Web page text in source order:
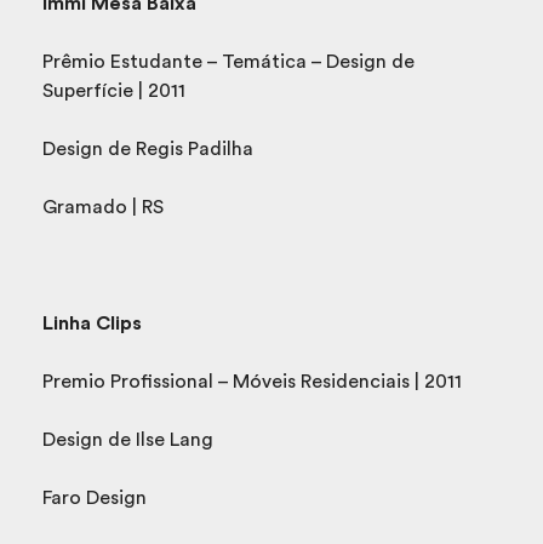
Prêmio Estudante – Temática – Design de
Superfície | 2011
Design de Regis Padilha
Gramado | RS
Linha Clips
Premio Profissional – Móveis Residenciais | 2011
Design de Ilse Lang
Faro Design